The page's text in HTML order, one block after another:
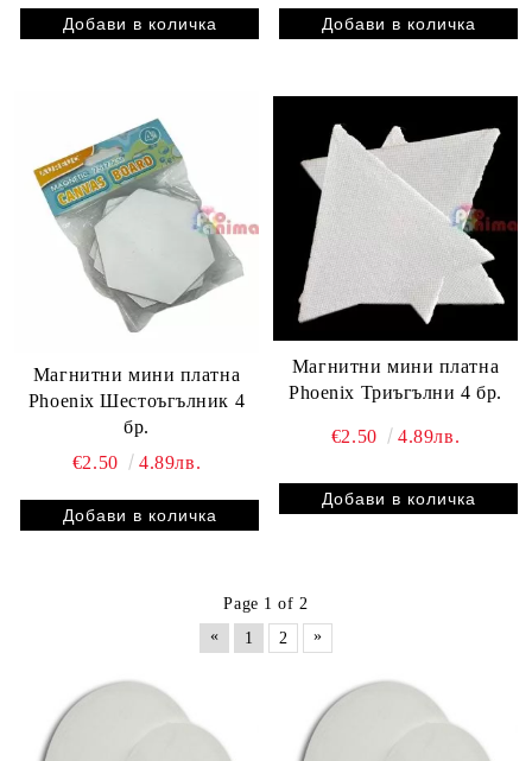
Магнитни мини платна
Phoenix Шестоъгълник 4
бр.
€2.50
4.89лв.
Магнитни мини платна
Phoenix Триъгълни 4 бр.
€2.50 4.89лв.
Page 1 of 2
«
1 2 »